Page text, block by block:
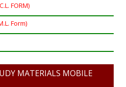
FORM)
Form)
MATERIALS MOBILE